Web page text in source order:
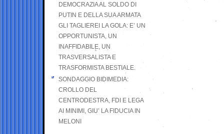
DEMOCRAZIA AL SOLDO DI
PUTIN E DELLA SUA ARMATA
GLI TAGLIEREI LA GOLA: E’ UN
OPPORTUNISTA, UN
INAFFIDABILE, UN
TRASVERSALISTA E
TRASFORMISTA BESTIALE.
SONDAGGIO BIDIMEDIA:
CROLLO DEL
CENTRODESTRA, FDI E LEGA
AI MINIMI, GIU’ LA FIDUCIA IN
MELONI